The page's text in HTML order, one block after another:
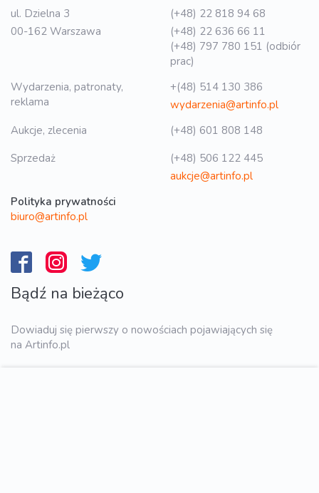
ul. Dzielna 3
00-162 Warszawa
(+48) 22 818 94 68
(+48) 22 636 66 11
(+48) 797 780 151 (odbiór
prac)
Wydarzenia, patronaty,
reklama
+(48) 514 130 386
wydarzenia@artinfo.pl
Aukcje, zlecenia
(+48) 601 808 148
Sprzedaż
(+48) 506 122 445
aukcje@artinfo.pl
Polityka prywatności
biuro@artinfo.pl
Bądź na bieżąco
Dowiaduj się pierwszy o nowościach pojawiających się
na Artinfo.pl